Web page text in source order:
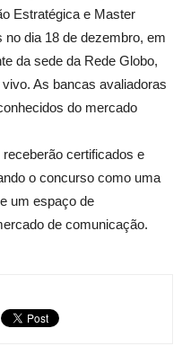
Estratégica e Master
dia 18 de dezembro, em
da sede da Rede Globo,
As bancas avaliadoras
do mercado
certificados e
o concurso como uma
um espaço de
de comunicação.